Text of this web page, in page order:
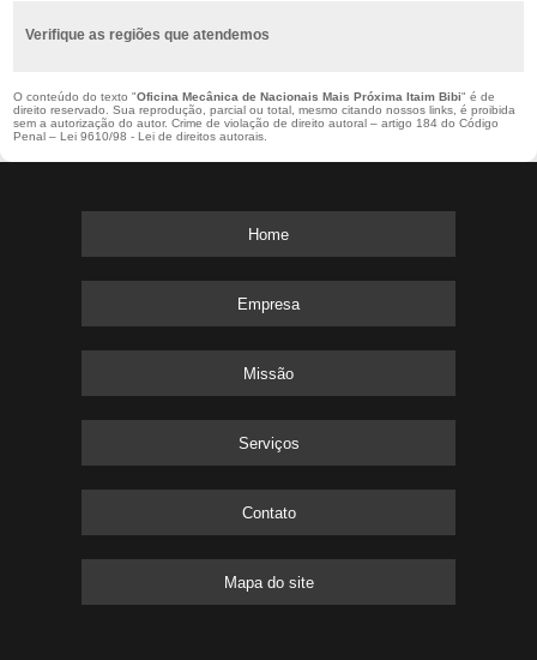
Verifique as regiões que atendemos
O conteúdo do texto "Oficina Mecânica de Nacionais Mais Próxima Itaim Bibi" é de
direito reservado. Sua reprodução, parcial ou total, mesmo citando nossos links, é proibida
sem a autorização do autor. Crime de violação de direito autoral – artigo 184 do Código
Penal –Lei 9610/98 - Lei de direitos autorais
Home
Empresa
Missão
Serviços
Contato
Mapa do site